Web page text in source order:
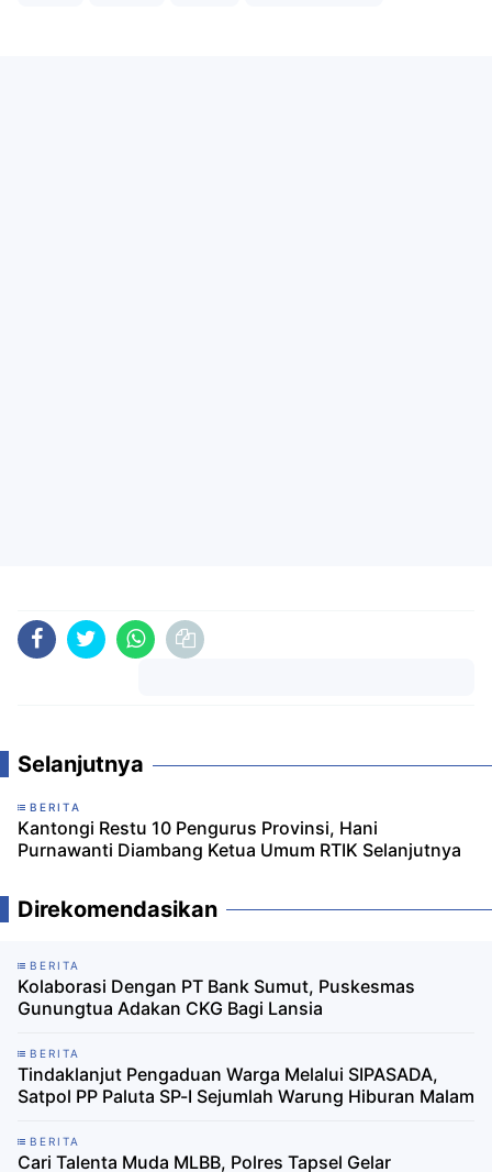
Selanjutnya
BERITA
Kantongi Restu 10 Pengurus Provinsi, Hani
Purnawanti Diambang Ketua Umum RTIK Selanjutnya
Direkomendasikan
BERITA
Kolaborasi Dengan PT Bank Sumut, Puskesmas
Gunungtua Adakan CKG Bagi Lansia
BERITA
Tindaklanjut Pengaduan Warga Melalui SIPASADA,
Satpol PP Paluta SP-I Sejumlah Warung Hiburan Malam
BERITA
Cari Talenta Muda MLBB, Polres Tapsel Gelar